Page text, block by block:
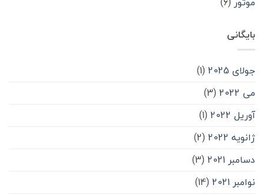
بایگانی
جولای 2025
(1)
می 2022
(3)
آوریل 2022
(1)
ژانویه 2022
(2)
دسامبر 2021
(3)
نوامبر 2021
(14)